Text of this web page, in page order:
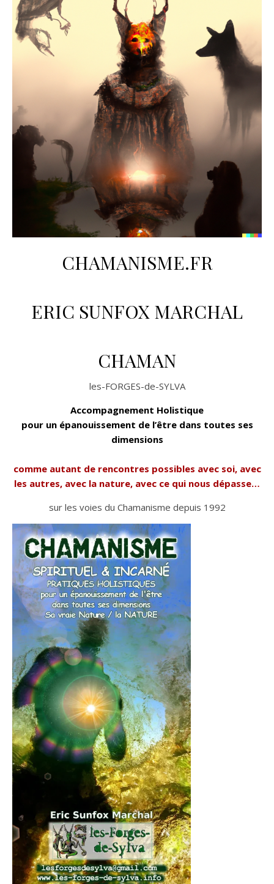
CHAMANISME.FR
ERIC SUNFOX MARCHAL
CHAMAN
les-FORGES-de-SYLVA
Accompagnement Holistique
pour un épanouissement de l’être dans toutes ses
dimensions
comme autant de rencontres possibles avec soi, avec
les autres, avec la nature, avec ce qui nous dépasse…
sur les voies du Chamanisme depuis 1992